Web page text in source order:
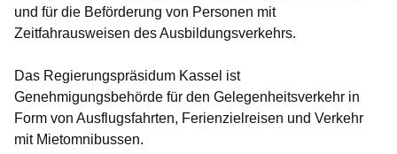
und für die Beförderung von Personen mit
Zeitfahrausweisen des Ausbildungsverkehrs.
Das Regierungspräsidum Kassel ist
Genehmigungsbehörde für den Gelegenheitsverkehr in
Form von Ausflugsfahrten, Ferienzielreisen und Verkehr
mit Mietomnibussen.